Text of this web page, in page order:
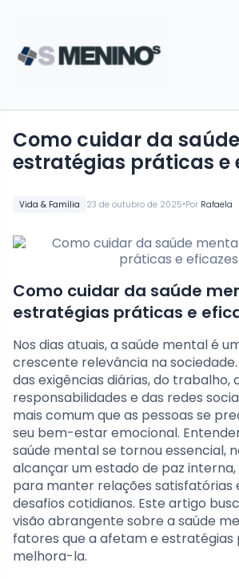
Vida & Família 23 de outubro de 2025•Por Rafaela
Como cuidar da
estratégias práticas e
Como cuidar da saúde
estratégias práticas e
Nos dias atuais, a saúde mental é
crescente relevância na
das exigências diárias, do trabalho,
responsabilidades e das redes
mais comum que as pessoas se
seu bem-estar emocional.
saúde mental se tornou essencial,
alcançar um estado de paz
para manter relações satisfatórias
desafios cotidianos. Este artigo
visão abrangente sobre a saúde
fatores que a afetam e
melhora-la.